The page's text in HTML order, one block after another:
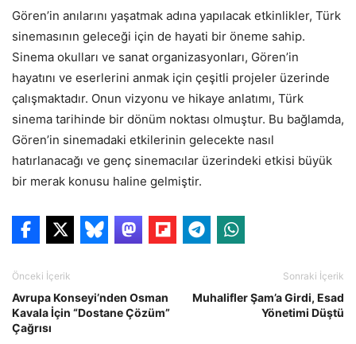
Gören’in anılarını yaşatmak adına yapılacak etkinlikler, Türk
sinemasının geleceği için de hayati bir öneme sahip.
Sinema okulları ve sanat organizasyonları, Gören’in
hayatını ve eserlerini anmak için çeşitli projeler üzerinde
çalışmaktadır. Onun vizyonu ve hikaye anlatımı, Türk
sinema tarihinde bir dönüm noktası olmuştur. Bu bağlamda,
Gören’in sinemadaki etkilerinin gelecekte nasıl
hatırlanacağı ve genç sinemacılar üzerindeki etkisi büyük
bir merak konusu haline gelmiştir.
Önceki İçerik
Avrupa Konseyi’nden Osman
Kavala İçin “Dostane Çözüm”
Çağrısı
Sonraki İçerik
Muhalifler Şam’a Girdi, Esad
Yönetimi Düştü